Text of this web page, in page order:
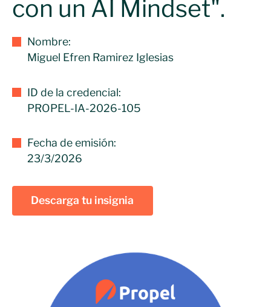
con un AI Mindset".
Nombre:
Miguel Efren Ramirez Iglesias
ID de la credencial:
PROPEL-IA-2026-105
Fecha de emisión:
23/3/2026
Descarga tu insignia